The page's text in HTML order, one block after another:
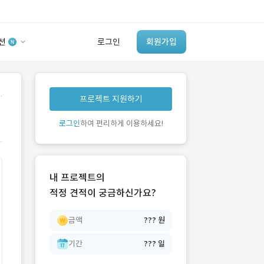
로그인 회원가입
유사사례 검색 AI
‘이런 거’ 만들어본
개발 회사 있어?
프로젝트 지원하기
로그인하여 편리하게 이용하세요!
내 프로젝트의
적정 견적이 궁금하신가요?
금액 ??? 원
기간 ??? 일